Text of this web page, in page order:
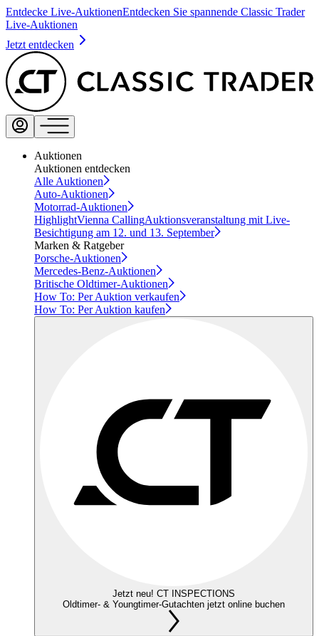
Entdecke Live-AuktionenEntdecken Sie spannende Classic Trader
Live-Auktionen
Jetzt entdecken
Auktionen
Auktionen entdecken
Alle Auktionen
Auto-Auktionen
Motorrad-Auktionen
HighlightVienna CallingAuktionsveranstaltung mit Live-
Besichtigung am 12. und 13. September
Marken & Ratgeber
Porsche-Auktionen
Mercedes-Benz-Auktionen
Britische Oldtimer-Auktionen
How To: Per Auktion verkaufen
How To: Per Auktion kaufen
Jetzt neu! CT INSPECTIONS
Oldtimer- & Youngtimer-Gutachten jetzt online buchen